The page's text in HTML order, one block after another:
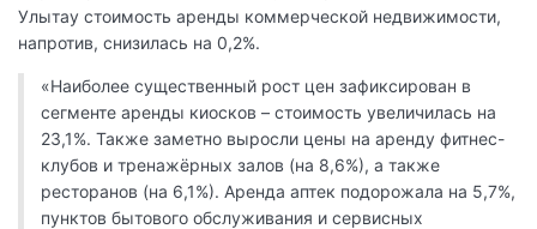
Улытау стоимость аренды коммерческой недвижимости,
напротив, снизилась на 0,2%.
«Наиболее существенный рост цен зафиксирован в
сегменте аренды киосков – стоимость увеличилась на
23,1%. Также заметно выросли цены на аренду фитнес-
клубов и тренажёрных залов (на 8,6%), а также
ресторанов (на 6,1%). Аренда аптек подорожала на 5,7%,
пунктов бытового обслуживания и сервисных